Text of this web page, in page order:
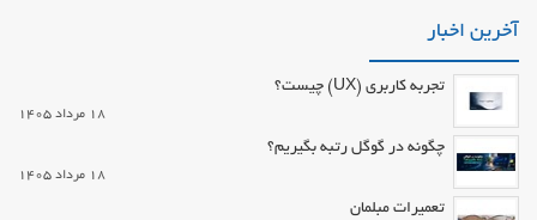
آخرین اخبار
تجربه کاربری (UX) چیست؟
18 مرداد 1405
چگونه در گوگل رتبه بگیریم؟
18 مرداد 1405
تعمیرات مبلمان